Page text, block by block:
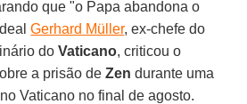
que "o Papa abandona o
Gerhard Müller, ex-chefe do
doVaticano, criticou o
a prisão deZen durante uma
Vaticano no final de agosto.